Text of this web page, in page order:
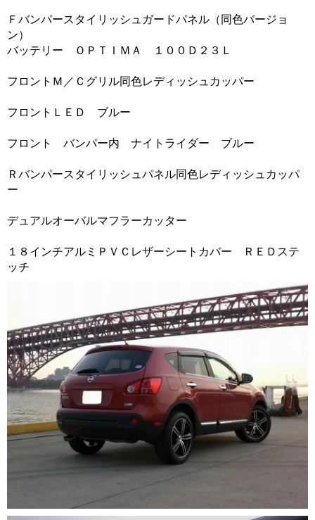
Ｆバンパースタイリッシュガードパネル（同色バージョ
ン）
バッテリー ＯＰＴＩＭＡ １００Ｄ２３Ｌ
フロントＭ／Ｃグリル同色レディッシュカッパー
フロントＬＥＤ ブルー
フロント バンパー内 ナイトライダー ブルー
Ｒバンパースタイリッシュパネル同色レディッシュカッパ
ー
デュアルオーバルマフラーカッター
１８インチアルミＰＶＣレザーシートカバー ＲＥＤステ
ッチ